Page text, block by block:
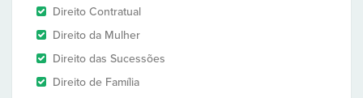
Direito Contratual
Direito da Mulher
Direito das Sucessões
Direito de Família